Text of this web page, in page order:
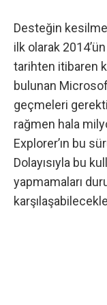
Desteğin
ilk olarak
tarihten itibaren
bulunan
geçmeleri
rağmen hala
Explorer’ın bu
Dolayısıyla bu
yapmamaları